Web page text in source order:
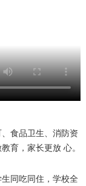
食品卫生、消防资
育，家长更放 心。
同吃同住，学校全